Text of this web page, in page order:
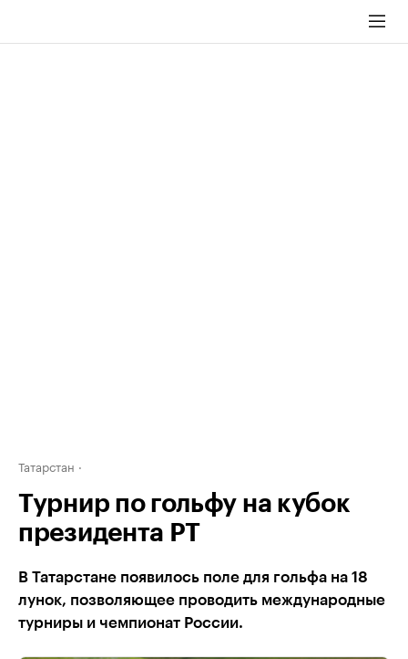
Татарстан
Турнир по гольфу на кубок
президента РТ
В Татарстане появилось поле для гольфа на 18
лунок, позволяющее проводить международные
турниры и чемпионат России.